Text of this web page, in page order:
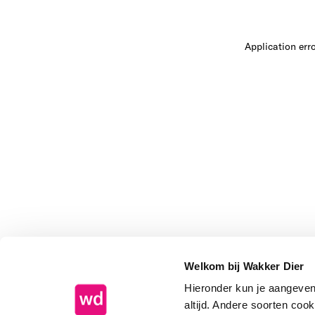
Welkom bij Wakker Dier
Hieronder kun je
altijd. Andere soorten
Application